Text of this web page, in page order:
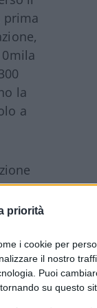
priorità
i cookie per
il nostro
Puoi
su questo
prima
la
a